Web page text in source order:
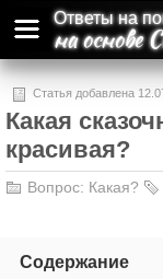
Ответы на
на основе
Статья добавлена
и может содержать
Какая
красивая?
Вопрос: Какая?
Содержание